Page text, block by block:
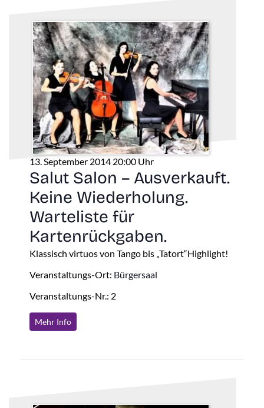
13. September 2014 20:00 Uhr
Salut Salon – Ausverkauft.
Keine Wiederholung.
Warteliste für
Kartenrückgaben.
Klassisch virtuos von Tango bis „Tatort“Highlight!
Veranstaltungs-Ort: Bürgersaal
Veranstaltungs-Nr.: 2
Mehr Info